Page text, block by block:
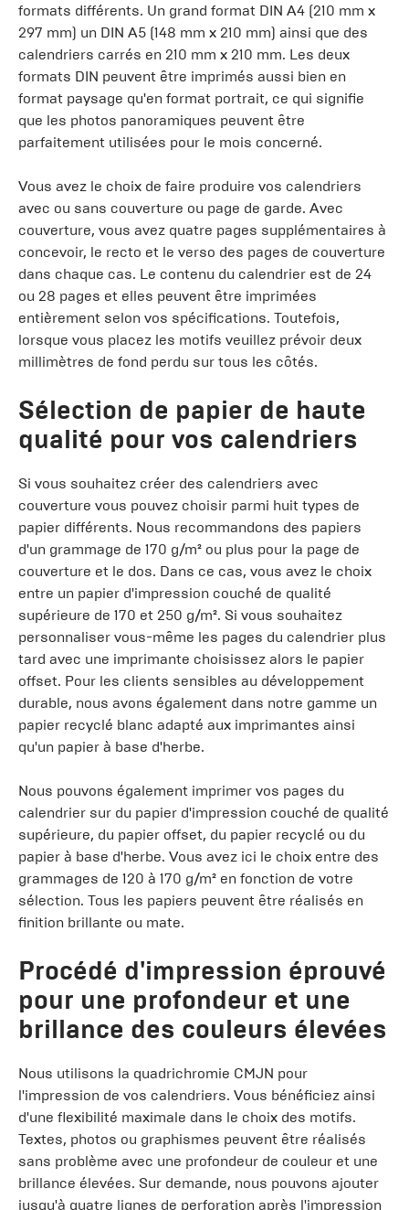
formats différents. Un grand format DIN A4 (210 mm x
297 mm) un DIN A5 (148 mm x 210 mm) ainsi que des
calendriers carrés en 210 mm x 210 mm. Les deux
formats DIN peuvent être imprimés aussi bien en
format paysage qu'en format portrait, ce qui signifie
que les photos panoramiques peuvent être
parfaitement utilisées pour le mois concerné.
Vous avez le choix de faire produire vos calendriers
avec ou sans couverture ou page de garde. Avec
couverture, vous avez quatre pages supplémentaires à
concevoir, le recto et le verso des pages de couverture
dans chaque cas. Le contenu du calendrier est de 24
ou 28 pages et elles peuvent être imprimées
entièrement selon vos spécifications. Toutefois,
lorsque vous placez les motifs veuillez prévoir deux
millimètres de fond perdu sur tous les côtés.
Sélection de papier de haute
qualité pour vos calendriers
Si vous souhaitez créer des calendriers avec
couverture vous pouvez choisir parmi huit types de
papier différents. Nous recommandons des papiers
d'un grammage de 170 g/m² ou plus pour la page de
couverture et le dos. Dans ce cas, vous avez le choix
entre un papier d'impression couché de qualité
supérieure de 170 et 250 g/m². Si vous souhaitez
personnaliser vous-même les pages du calendrier plus
tard avec une imprimante choisissez alors le papier
offset. Pour les clients sensibles au développement
durable, nous avons également dans notre gamme un
papier recyclé blanc adapté aux imprimantes ainsi
qu'un papier à base d'herbe.
Nous pouvons également imprimer vos pages du
calendrier sur du papier d'impression couché de qualité
supérieure, du papier offset, du papier recyclé ou du
papier à base d'herbe. Vous avez ici le choix entre des
grammages de 120 à 170 g/m² en fonction de votre
sélection. Tous les papiers peuvent être réalisés en
finition brillante ou mate.
Procédé d'impression éprouvé
pour une profondeur et une
brillance des couleurs élevées
Nous utilisons la quadrichromie CMJN pour
l'impression de vos calendriers. Vous bénéficiez ainsi
d'une flexibilité maximale dans le choix des motifs.
Textes, photos ou graphismes peuvent être réalisés
sans problème avec une profondeur de couleur et une
brillance élevées. Sur demande, nous pouvons ajouter
jusqu'à quatre lignes de perforation après l'impression